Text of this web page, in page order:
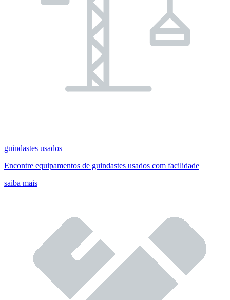
guindastes usados
Encontre equipamentos de guindastes usados com facilidade
saiba mais